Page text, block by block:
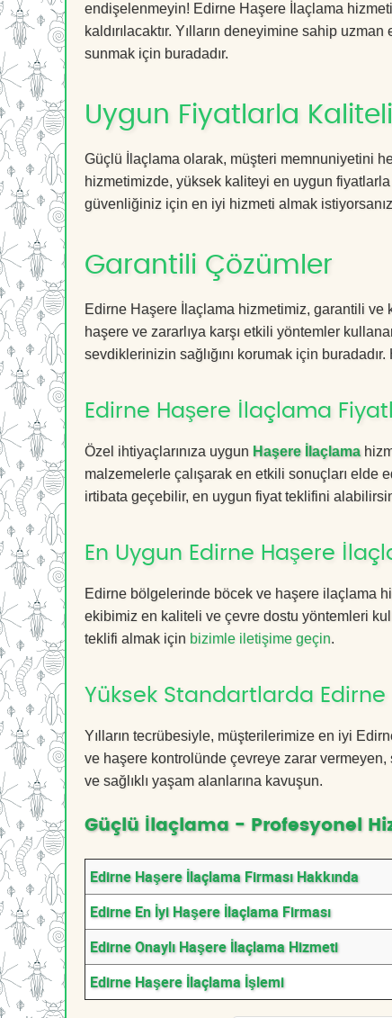
endişelenmeyin! Edirne Haşere İlaçlama
kaldırılacaktır. Yılların deneyimine sahip
sunmak için buradadır.
Uygun Fiyatlarla
Güçlü İlaçlama olarak, müşteri memnuniyetini
hizmetimizde, yüksek kaliteyi en uygun
güvenliğiniz için en iyi hizmeti almak
Garantili Çözümler
Edirne Haşere İlaçlama hizmetimiz, garantili ve
haşere ve zararlıya karşı etkili yöntemler
sevdiklerinizin sağlığını korumak için
Edirne Haşere İlaçlama
Özel ihtiyaçlarınıza uygun Haşere İlaçlama
malzemelerle çalışarak en etkili sonuçları elde
irtibata geçebilir, en uygun fiyat teklifini
En Uygun Edirne Haşere
Edirne bölgelerinde böcek ve haşere ilaçlama
ekibimiz en kaliteli ve çevre dostu yöntemleri
teklifi almak için bizimle iletişime geçin.
Yüksek Standartlarda
Yılların tecrübesiyle, müşterilerimize en iyi
ve haşere kontrolünde çevreye zarar vermeyen,
ve sağlıklı yaşam alanlarına kavuşun.
Güçlü İlaçlama - Profesyonel
Edirne Haşere İlaçlama Firması Hakkında
Edirne En İyi Haşere İlaçlama Firması
Edirne Onaylı Haşere İlaçlama Hizmeti
Edirne Haşere İlaçlama İşlemi